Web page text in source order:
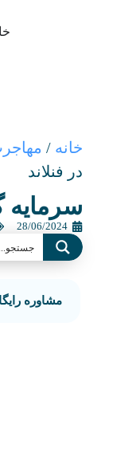
خانه /
در فنلاند
سرمایه
28/06/2024
مشاوره